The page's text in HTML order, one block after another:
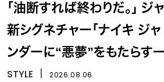
「油断すれば終わりだ。」 ジ
新シグネチャー「ナイキ ジャ
ンダーに“悪夢”をもたらす
STYLE 2026.08.06